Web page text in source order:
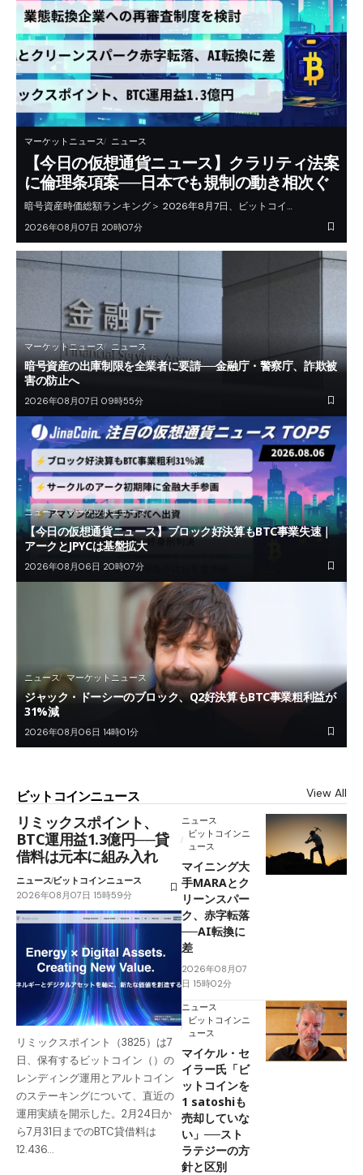
マーケットニュース ニュース
【今日の仮想通貨ニュース】クラリティ法案
に倫理条項案──日本でも規制の動き相次ぐ
暗号資産時価総額ランキング＞ 2026年8月7日、ビットコイ…
2026年08月07日 20時07分
マーケットニュース ニュース
暗号資産の出庫制限を全業者に要請──金融庁・警察庁、詐欺被
害の防止へ
2026年08月07日 09時55分
ニュース マーケットニュース
【今日の仮想通貨ニュース】ブロック好決算もBTC事業失速｜
アークとJPYCは基盤拡大
2026年08月06日 20時07分
ニュース マーケットニュース
ジャック・ドーシーのブロック、Q2好決算もBTC事業粗利益が
31%減
2026年08月06日 14時01分
ビットコインニュース View All
リミックスポイント、
BTC運用益1.3億円──貸
借料は元本に組み入れ
ニュースビットコインニュース
2026年08月07日 15時59分
リミックスポイント（3825）は7
日、保有するビットコイン（）の
レンディング運用とアルトコイン
のステーキングについて、直近の
運用実績を開示した。2月24日か
ら7月31日までのBTC貸借料は
12.436…
ニュース
ビットコインニ
ュース
マイニング大
手MARAとク
リーンスパー
ク、赤字転落
──AI転換に
差
2026年08月07
日 15時02分
ニュース
ビットコインニ
ュース
マイケル・セ
イラー氏「ビ
ットコインを
1 satoshiも
売却していな
い」──スト
ラテジーの方
針と区別